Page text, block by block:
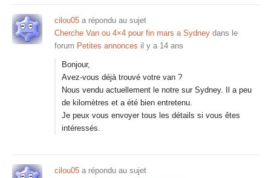
cilou05 a répondu au sujet
Cherche Van ou 4×4 pour fin mars a Sydney dans le
forum Petites annonces il y a 14 ans
Bonjour,
Avez-vous déjà trouvé votre van ?
Nous vendu actuellement le notre sur Sydney. Il a peu
de kilomètres et a été bien entretenu.
Je peux vous envoyer tous les détails si vous êtes
intéressés.
cilou05 a répondu au sujet